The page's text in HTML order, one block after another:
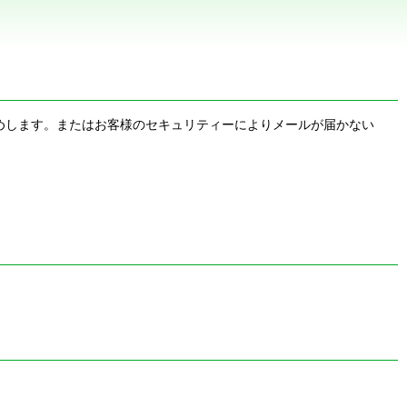
ます。またはお客様のセキュリティーによりメールが届かない